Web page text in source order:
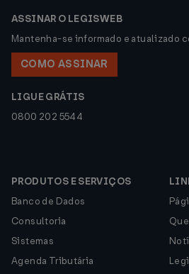
ASSINAR O LEGISWEB
Mantenha-se informado e atualizado
COMO ASSINAR
LIGUE GRÁTIS
0800 202 5544
PRODUTOS E SERVIÇOS
Banco de Dados
Consultoria
Sistemas
Agenda Tributária